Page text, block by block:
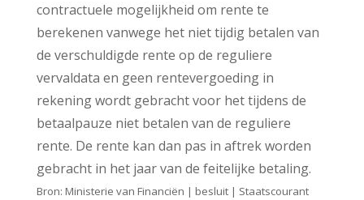
contractuele mogelijkheid om rente te
berekenen vanwege het niet tijdig betalen van
de verschuldigde rente op de reguliere
vervaldata en geen rentevergoeding in
rekening wordt gebracht voor het tijdens de
betaalpauze niet betalen van de reguliere
rente. De rente kan dan pas in aftrek worden
gebracht in het jaar van de feitelijke betaling.
Bron: Ministerie van Financiën | besluit | Staatscourant